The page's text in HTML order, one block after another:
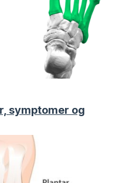
symptomer og